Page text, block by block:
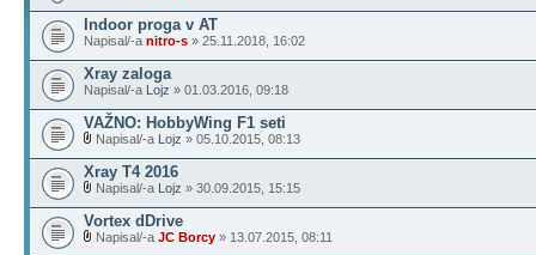
Indoor proga v AT
Napisal/-a nitro-s » 25.11.2018, 16:02
Xray zaloga
Napisal/-a Lojz » 01.03.2016, 09:18
VAŽNO: HobbyWing F1 seti
Napisal/-a Lojz » 05.10.2015, 08:13
Xray T4 2016
Napisal/-a Lojz » 30.09.2015, 15:15
Vortex dDrive
Napisal/-a JC Borcy » 13.07.2015, 08:11